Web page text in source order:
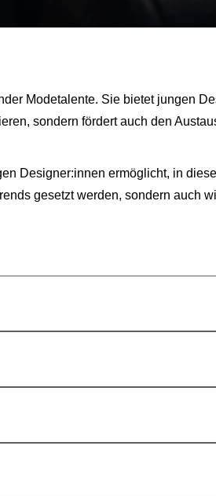
Modetalente. Sie bietet jungen
sondern fördert auch den
Designer:innen ermöglicht, in
gesetzt werden, sondern auch